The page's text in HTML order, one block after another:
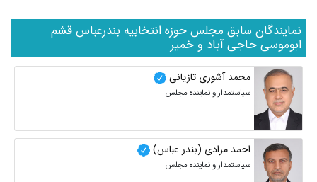
نمایندگان سابق مجلس حوزه انتخابیه بندرعباس قشم
ابوموسی حاجی آباد و خمیر
محمد آشوری تازیانی
سیاستمدار و نماینده مجلس
احمد مرادی (بندر عباس)
سیاستمدار و نماینده مجلس